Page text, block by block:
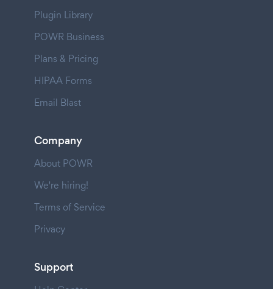
Plugin Library
POWR Business
Plans & Pricing
HIPAA Forms
Email Blast
Company
About POWR
We're hiring!
Terms of Service
Privacy
Support